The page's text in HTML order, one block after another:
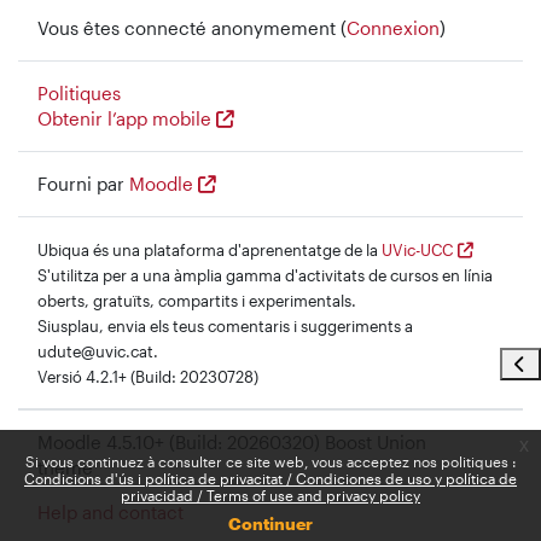
Si vous continuez à consulter ce site web, vous acceptez nos politiques :
Condicions d'ús i política de privacitat / Condiciones de uso y política de
privacidad / Terms of use and privacy policy
Continuer
Vous êtes connecté anonymement (Connexion)
Politiques
Obtenir l’app mobile
Fourni par Moodle
Ubiqua és una plataforma d'aprenentatge de la UVic-UCC
S'utilitza per a una àmplia gamma d'activitats de cursos en línia
oberts, gratuïts, compartits i experimentals.
Siusplau, envia els teus comentaris i suggeriments a
udute@uvic.cat.
Versió 4.2.1+ (Build: 20230728)
theme